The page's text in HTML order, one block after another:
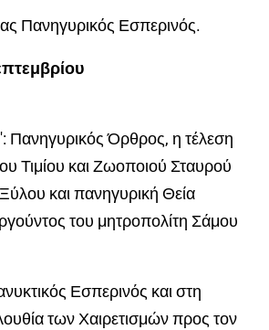
Πανηγυρικός Εσπερινός.
Πανηγυρικός Όρθρος, η τέλεση
Τιμίου και Ζωοποιού Σταυρού
και πανηγυρική Θεία
του μητροπολίτη Σάμου
Εσπερινός και στη
των Χαιρετισμών προς τον